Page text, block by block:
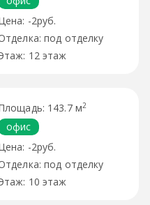
-2руб.
под отделку
12 этаж
143.7 м2
офис
-2руб.
под отделку
10 этаж